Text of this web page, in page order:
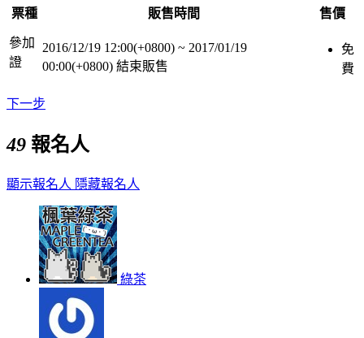
票種 販售時間 售價
參加
證
2016/12/19 12:00(+0800) ~ 2017/01/19
00:00(+0800) 結束販售
免
費
下一步
49 報名人
顯示報名人 隱藏報名人
綠茶